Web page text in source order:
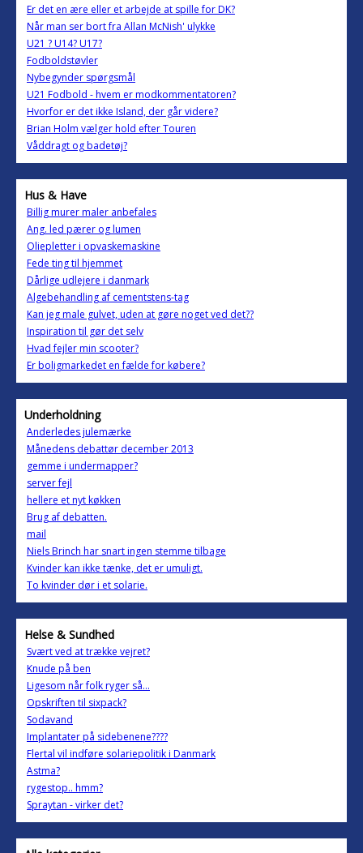
Er det en ære eller et arbejde at spille for DK?
Når man ser bort fra Allan McNish' ulykke
U21 ? U14? U17?
Fodboldstøvler
Nybegynder spørgsmål
U21 Fodbold - hvem er modkommentatoren?
Hvorfor er det ikke Island, der går videre?
Brian Holm vælger hold efter Touren
Våddragt og badetøj?
Hus & Have
Billig murer maler anbefales
Ang. led pærer og lumen
Oliepletter i opvaskemaskine
Fede ting til hjemmet
Dårlige udlejere i danmark
Algebehandling af cementstens-tag
Kan jeg male gulvet, uden at gøre noget ved det??
Inspiration til gør det selv
Hvad fejler min scooter?
Er boligmarkedet en fælde for købere?
Underholdning
Anderledes julemærke
Månedens debattør december 2013
gemme i undermapper?
server fejl
hellere et nyt køkken
Brug af debatten.
mail
Niels Brinch har snart ingen stemme tilbage
Kvinder kan ikke tænke, det er umuligt.
To kvinder dør i et solarie.
Helse & Sundhed
Svært ved at trække vejret?
Knude på ben
Ligesom når folk ryger så...
Opskriften til sixpack?
Sodavand
Implantater på sidebenene????
Flertal vil indføre solariepolitik i Danmark
Astma?
rygestop.. hmm?
Spraytan - virker det?